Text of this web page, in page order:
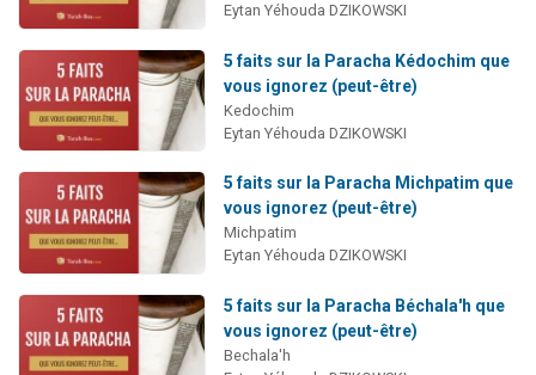
Eytan Yéhouda DZIKOWSKI
5 faits sur la Paracha Kédochim que
vous ignorez (peut-être)
Kedochim
Eytan Yéhouda DZIKOWSKI
5 faits sur la Paracha Michpatim que
vous ignorez (peut-être)
Michpatim
Eytan Yéhouda DZIKOWSKI
5 faits sur la Paracha Béchala'h que
vous ignorez (peut-être)
Bechala'h